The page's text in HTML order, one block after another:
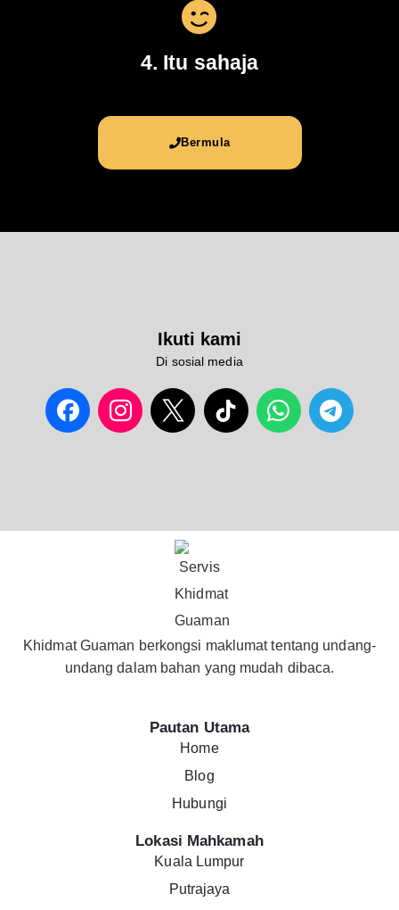
4. Itu sahaja
Bermula
Ikuti kami
Di sosial media
Khidmat Guaman berkongsi maklumat tentang undang-
undang dalam bahan yang mudah dibaca.
Pautan Utama
Home
Blog
Hubungi
Lokasi Mahkamah
Kuala Lumpur
Putrajaya